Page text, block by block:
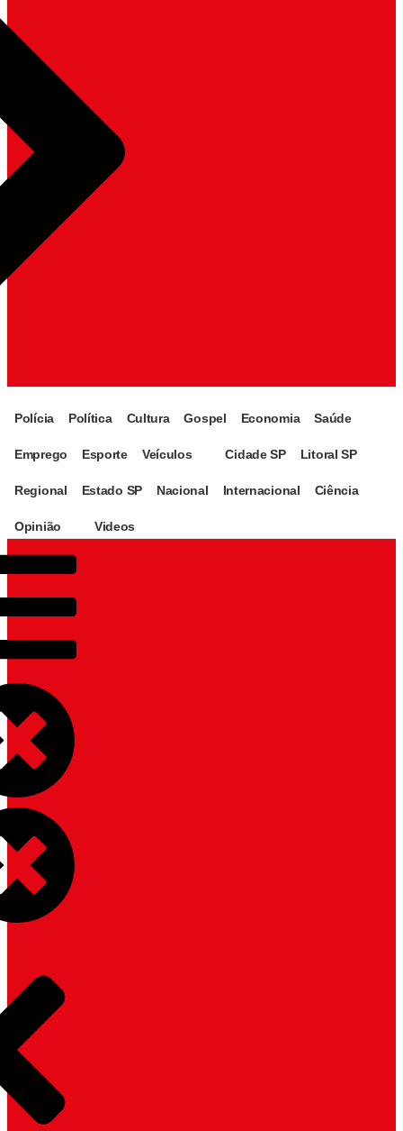
Polícia Política Cultura Gospel Economia Saúde
Emprego Esporte Veículos Cidade SP Litoral SP
Regional Estado SP Nacional Internacional Ciência
Opinião Videos